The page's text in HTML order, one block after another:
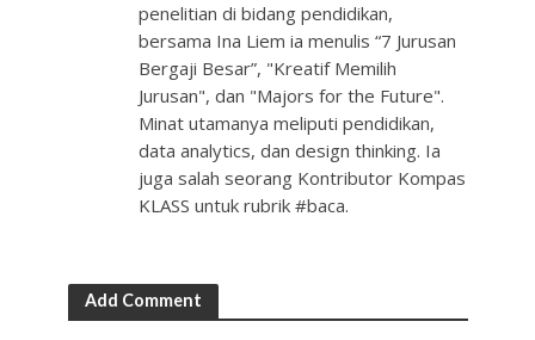
penelitian di bidang pendidikan,
bersama Ina Liem ia menulis “7 Jurusan
Bergaji Besar”, "Kreatif Memilih
Jurusan", dan "Majors for the Future".
Minat utamanya meliputi pendidikan,
data analytics, dan design thinking. Ia
juga salah seorang Kontributor Kompas
KLASS untuk rubrik #baca.
Add Comment